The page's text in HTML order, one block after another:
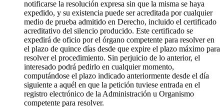
notificarse la resolución expresa sin que la misma se haya
expedido, y su existencia puede ser acreditada por cualquier
medio de prueba admitido en Derecho, incluido el certificado
acreditativo del silencio producido. Este certificado se
expedirá de oficio por el órgano competente para resolver en
el plazo de quince días desde que expire el plazo máximo para
resolver el procedimiento. Sin perjuicio de lo anterior, el
interesado podrá pedirlo en cualquier momento,
computándose el plazo indicado anteriormente desde el día
siguiente a aquél en que la petición tuviese entrada en el
registro electrónico de la Administración u Organismo
competente para resolver.